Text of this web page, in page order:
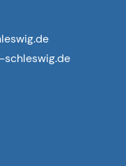
schleswig.​de